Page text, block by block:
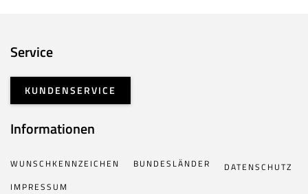
Service
KUNDENSERVICE
Informationen
WUNSCHKENNZEICHEN BUNDESLÄNDER
DATENSCHUTZ
IMPRESSUM